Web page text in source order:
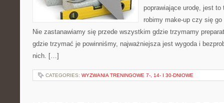
poprawiające urodę, jest
robimy make-up czy się go
Nie zastanawiamy się przede wszystkim gdzie trzymamy
gdzie trzymać je powinniśmy, najważniejsza jest wygoda i
nich. […]
CATEGORIES: WYZWANIA TRENINGOWE 7-, 14- I 30-DNIOWE